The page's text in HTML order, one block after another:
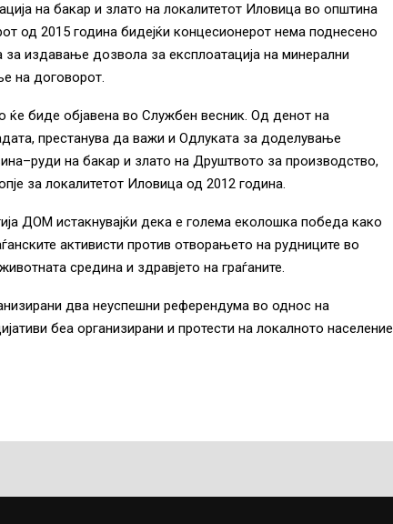
на бакар и злато на локалитетот Иловица во општина
од 2015 година бидејќи концесионерот нема поднесено
издавање дозвола за експлоатација на минерални
на договорот.
ќе биде објавена во Службен весник. Од денот на
престанува да важи и Одлуката за доделување
на бакар и злато на Друштвото за производство,
за локалитетот Иловица од 2012 година.
ДОМ истакнувајќи дека е голема еколошка победа како
активисти против отворањето на рудниците во
средина и здравјето на граѓаните.
два неуспешни референдума во однос на
беа организирани и протести на локалното население